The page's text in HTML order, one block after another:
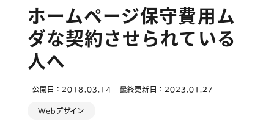
トップページ
サービス
ホームページ保守費用ム
ダな契約させられている
人へ
Webデザイン
公開日：2018.03.14 最終更新日：2023.01.27